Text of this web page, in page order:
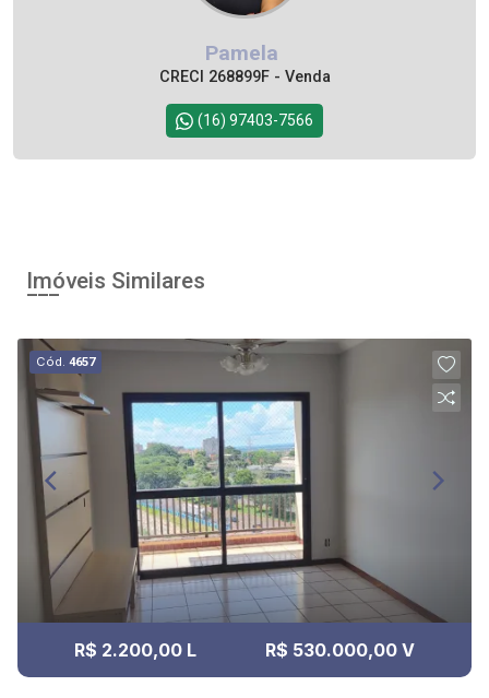
Pamela
CRECI 268899F - Venda
(16) 97403-7566
Imóveis Similares
Cód.4657
R$ 2.200,00 L R$ 530.000,00 V